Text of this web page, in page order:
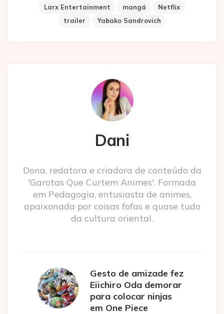
Larx Entertainment mangá
Netflix
trailer
Yabako Sandrovich
Dani
Dona, redatora e criadora de conteúdo da
'Garotas Que Curtem Animes'. Formada
em Pedagogia, entusiasta de animes,
apaixonada por coisas fofas e quase tudo
da cultura oriental.
Gesto de amizade fez
Eiichiro Oda demorar
para colocar ninjas
em One Piece